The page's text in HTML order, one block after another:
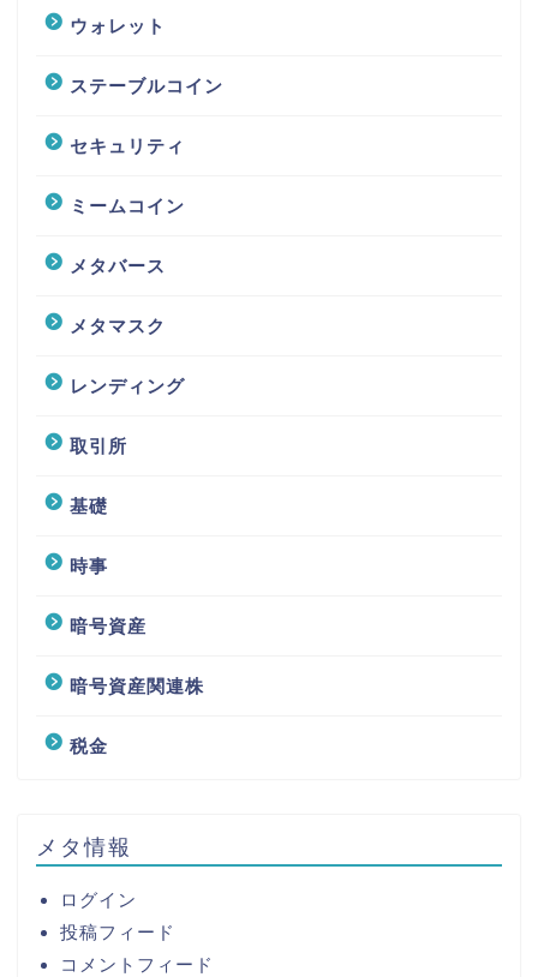
ウォレット
ステーブルコイン
セキュリティ
ミームコイン
メタバース
メタマスク
レンディング
取引所
基礎
時事
暗号資産
暗号資産関連株
税金
メタ情報
ログイン
投稿フィード
コメントフィード